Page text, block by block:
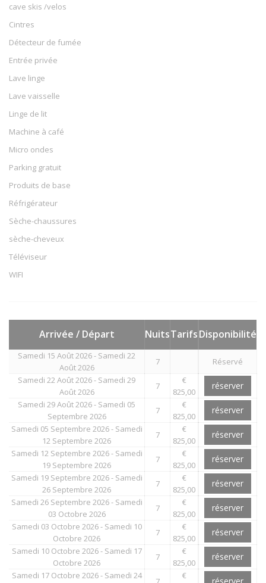
cave skis /velos
Cintres
Détecteur de fumée
Entrée privée
Lave linge
Lave vaisselle
Linge de lit
Machine à café
Micro ondes
Parking gratuit
Produits de base
Réfrigérateur
Sèche-chaussures
sèche-cheveux
Téléviseur
WIFI
Arrivée / Départ NuitsTarifsDisponibilité
Samedi 15 Août 2026 - Samedi 22
Août 2026
7
Réservé
Samedi 22 Août 2026 - Samedi 29
Août 2026
7
€
825,00
réserver
Samedi 29 Août 2026 - Samedi 05
Septembre 2026
7
€
825,00
réserver
Samedi 05 Septembre 2026 - Samedi
12 Septembre 2026
7
€
825,00
réserver
Samedi 12 Septembre 2026 - Samedi
19 Septembre 2026
7
€
825,00
réserver
Samedi 19 Septembre 2026 - Samedi
26 Septembre 2026
7
€
825,00
réserver
Samedi 26 Septembre 2026 - Samedi
03 Octobre 2026
7
€
825,00
réserver
Samedi 03 Octobre 2026 - Samedi 10
Octobre 2026
7
€
825,00
réserver
Samedi 10 Octobre 2026 - Samedi 17
Octobre 2026
7
€
825,00
réserver
Samedi 17 Octobre 2026 - Samedi 24
€